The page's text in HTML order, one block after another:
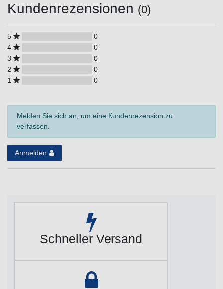
Kundenrezensionen (0)
5
0
4
0
3
0
2
0
1
0
Melden Sie sich an, um eine Kundenrezension zu
verfassen.
Anmelden
Schneller Versand